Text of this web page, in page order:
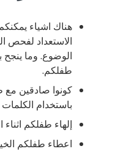
هناك اشياء
الاستعداد لفحص
الوضوع. وما
طفلكم.
كونوا صادقين
باستخدام
إلهاء طفلكم
اعطاء طفلكم